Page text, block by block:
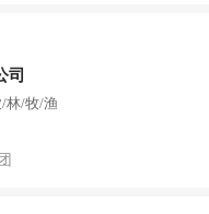
司
林/牧/渔